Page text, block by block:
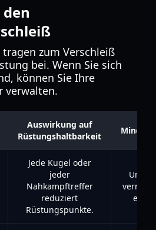
zum Verschleiß
bei. Wenn Sie sich
können Sie Ihre
verwalten.
Auswirkung auf
Rüstungshaltbarkeit
Jede Kugel oder
jeder
Nahkampftreffer
reduziert
Rüstungspunkte.